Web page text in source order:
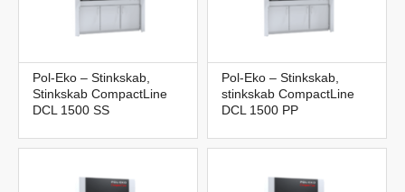
Pol-Eko – Stinkskab,
Stinkskab CompactLine
DCL 1500 SS
Pol-Eko – Stinkskab,
stinkskab CompactLine
DCL 1500 PP